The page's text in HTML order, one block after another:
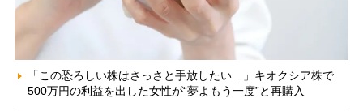
「この恐ろしい株はさっさと手放したい…」キオクシア株で
500万円の利益を出した女性が“夢よもう一度”と再購入